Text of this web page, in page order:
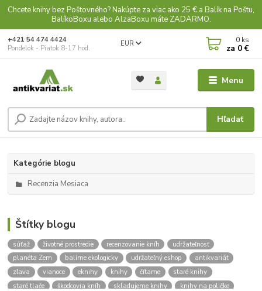
Chcete knihy bez Poštovného? Nakúpte za viac ako 25 € a Balík na Poštu,
BalíkoBoxu alebo AlzaBoxu máte ZADARMO.
Menu
EUR
Hľadať
+421 54 474 4424
Pondelok - Piatok 8-17 hod.
0 ks
za 0 €
Kategórie blogu
Recenzia Mesiaca
Štítky blogu
súťaž životné prostredie recenzovanie kníh
udržateľnosť
planéta Zem
balíme ekologicky udržateľný eshop
antikvariát
zľava
vianoce eknihy knihy čítame
staré knihy
staré tlače
škodcovia kníh skladujeme knihy
knihy na poličke